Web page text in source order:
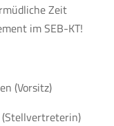
Zeit
im SEB-KT!
(Vorsitz)